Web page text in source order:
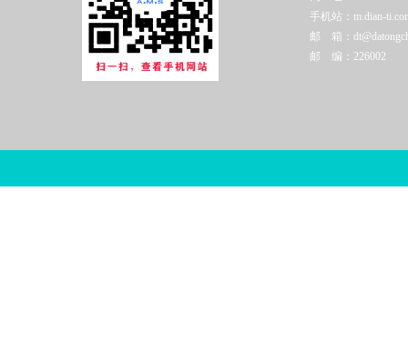
手机站：m.dian-
邮 箱：
邮 编：226002